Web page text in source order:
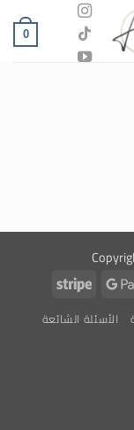
0
Google
Stripe
الأسئلة الشائعة